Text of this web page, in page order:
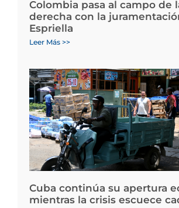
Colombia pasa al campo de
derecha con la
Espriella
Leer Más >>
Cuba continúa su apertura
mientras la crisis escuece